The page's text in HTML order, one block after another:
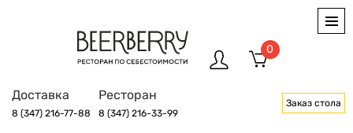
0
Доставка
8 (347) 216-77-88
Ресторан
8 (347) 216-33-99
Заказ стола